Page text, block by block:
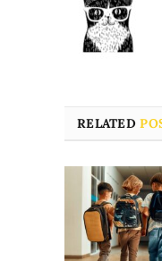
RELATED